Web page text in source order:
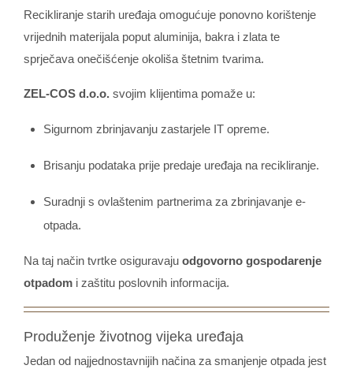
Recikliranje starih uređaja omogućuje ponovno korištenje
vrijednih materijala poput aluminija, bakra i zlata te
sprječava onečišćenje okoliša štetnim tvarima.
ZEL-COS d.o.o. svojim klijentima pomaže u:
Sigurnom zbrinjavanju zastarjele IT opreme.
Brisanju podataka prije predaje uređaja na recikliranje.
Suradnji s ovlaštenim partnerima za zbrinjavanje e-
otpada.
Na taj način tvrtke osiguravaju odgovorno gospodarenje
otpadom i zaštitu poslovnih informacija.
Produženje životnog vijeka uređaja
Jedan od najjednostavnijih načina za smanjenje otpada jest